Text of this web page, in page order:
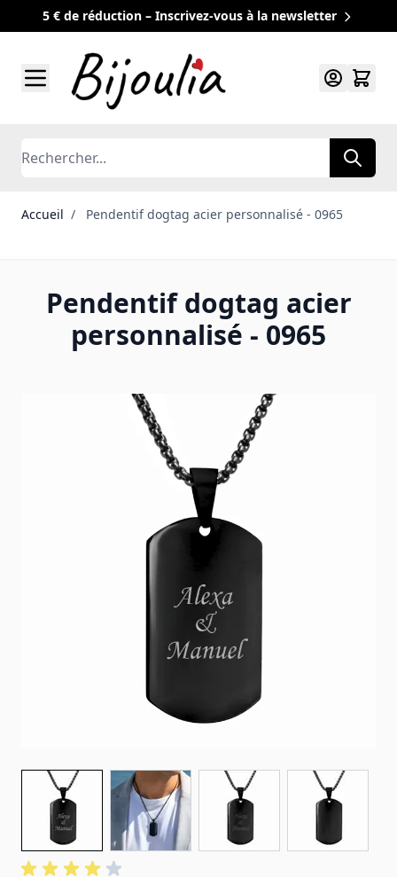
5 € de réduction – Inscrivez-vous à la newsletter
Rechercher
Accueil / Pendentif dogtag acier personnalisé - 0965
Pendentif dogtag acier
personnalisé - 0965